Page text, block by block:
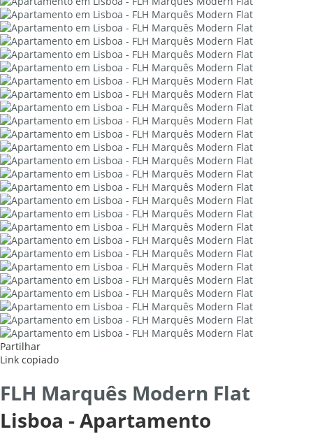
Partilhar
Link copiado
FLH Marquês Modern Flat
Lisboa -Apartamento